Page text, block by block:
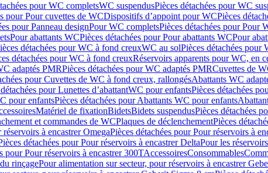
pour WC completsWC suspendusPièces détachées pour WC
pour Pour cuvettes de WCDispositifs d’appoint pour WCPièces
pour Panneau designPour WC completsPièces détachées pour Pour
Pour abattants WCPièces détachées pour Pour abattants WCPour
détachées pour WC à fond creuxWC au solPièces détachées pour
détachées pour WC à fond creuxRéservoirs apparents pour WC, en
adaptés PMRPièces détachées pour WC adaptés PMRCuvettes de
pour Cuvettes de WC à fond creux, rallongésAbattants WC
pour Lunettes d’abattantWC pour enfantsPièces détachées
pour enfantsPièces détachées pour Abattants WC pour enfants
Matériel de fixationBidetsBidets suspendusPièces détachées
et commandes de WCPlaques de déclenchementPièces
réservoirs à encastrer OmegaPièces détachées pour Pour réservoirs à
détachées pour Pour réservoirs à encastrer DeltaPour les
pour Pour réservoirs à encastrer 300TAccessoiresConsommables
rinçagePour alimentation sur secteur, pour réservoirs à encastrer